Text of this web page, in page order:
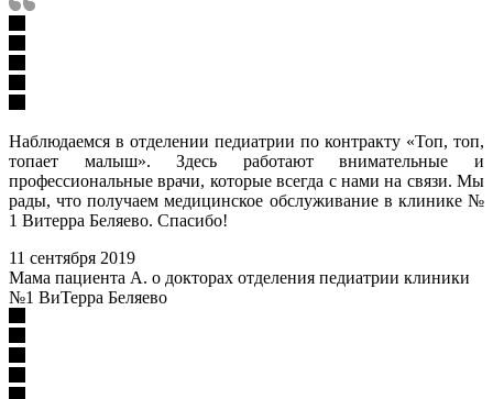
Наблюдаемся в отделении педиатрии по контракту «Топ, топ,
топает малыш». Здесь работают внимательные и
профессиональные врачи, которые всегда с нами на связи. Мы
рады, что получаем медицинское обслуживание в клинике №
1 Витерра Беляево. Спасибо!
11 сентября 2019
Мама пациента А. о докторах отделения педиатрии клиники
№1 ВиТерра Беляево